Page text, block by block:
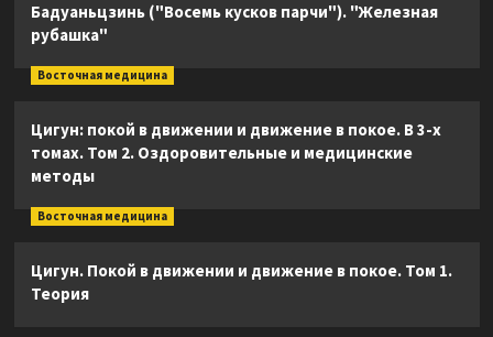
Бадуаньцзинь ("Восемь кусков парчи"). "Железная
рубашка"
Восточная медицина
Цигун: покой в движении и движение в покое. В 3-х
томах. Том 2. Оздоровительные и медицинские
методы
Восточная медицина
Цигун. Покой в движении и движение в покое. Том 1.
Теория